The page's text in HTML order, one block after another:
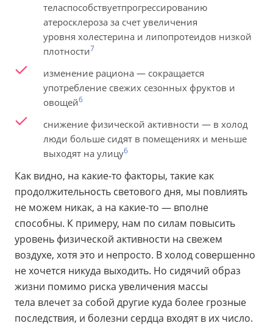
теласпособствуетпрогрессированию
атеросклероза за счет увеличения
уровня холестерина и липопротеидов низкой
плотности7
изменение рациона — сокращается
употребление свежих сезонных фруктов и
овощей6
снижение физической активности — в холод
люди больше сидят в помещениях и меньше
выходят на улицу6
Как видно, на какие-то факторы, такие как
продолжительность светового дня, мы повлиять
не можем никак, а на какие-то — вполне
способны. К примеру, нам по силам повысить
уровень физической активности на свежем
воздухе, хотя это и непросто. В холод совершенно
не хочется никуда выходить. Но сидячий образ
жизни помимо риска увеличения массы
тела влечет за собой другие куда более грозные
последствия, и болезни сердца входят в их число.